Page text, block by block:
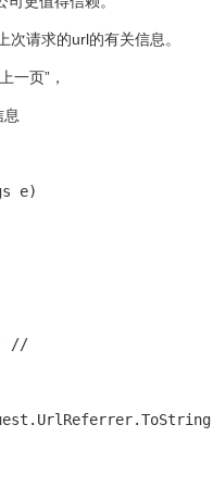
请求的url的有关信息。
一页”，
e)
//